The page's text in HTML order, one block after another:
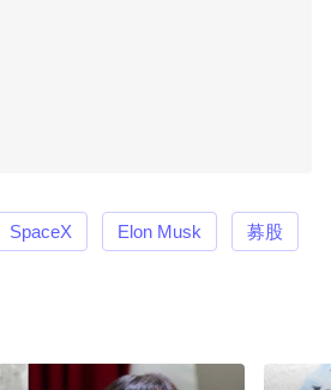
SpaceX Elon Musk 募股